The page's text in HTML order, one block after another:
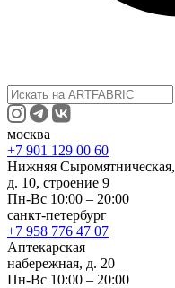
москва
+7 901 129 00 60
Нижняя Сыромятническая,
д. 10, строение 9
Пн-Вс 10:00 – 20:00
санкт-петербург
+7 958 776 47 07
Аптекарская
набережная, д. 20
Пн-Вс 10:00 – 20:00